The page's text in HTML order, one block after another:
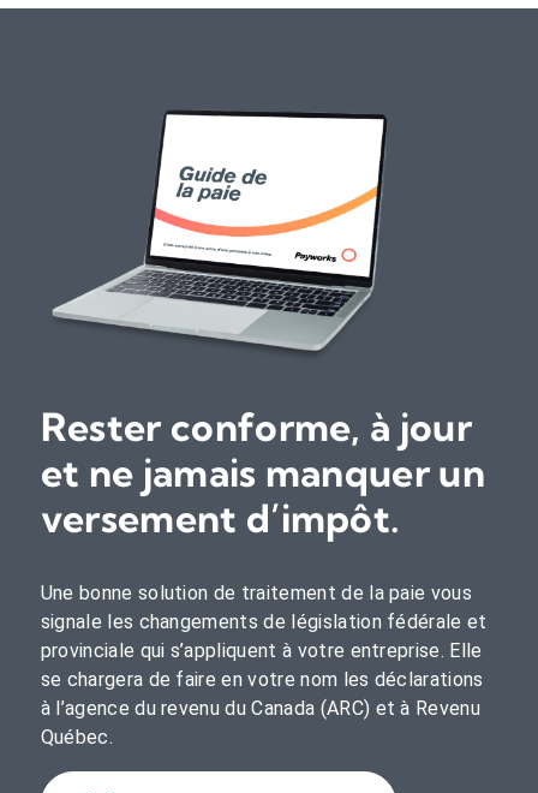
Rester conforme, à jour
et ne jamais manquer un
versement d’impôt.
Une bonne solution de traitement de la paie vous
signale les changements de législation fédérale et
provinciale qui s’appliquent à votre entreprise. Elle
se chargera de faire en votre nom les déclarations
à l’agence du revenu du Canada (ARC) et à Revenu
Québec.